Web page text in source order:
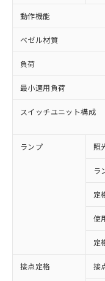
動作機能
ベゼル材質
負荷
最小適用負荷
スイッチユニット構成
ランプ 照
ラ
定
使
定
接点定格 接
※1 対応状
対応済み
非含有に対応